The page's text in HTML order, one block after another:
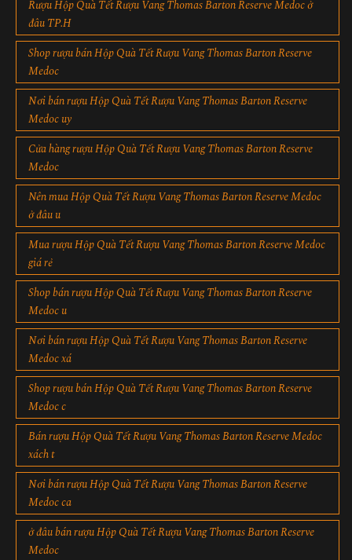
Rượu Hộp Quà Tết Rượu Vang Thomas Barton Reserve Medoc ở
đâu TP.H
Shop rượu bán Hộp Quà Tết Rượu Vang Thomas Barton Reserve
Medoc
Nơi bán rượu Hộp Quà Tết Rượu Vang Thomas Barton Reserve
Medoc uy
Cửa hàng rượu Hộp Quà Tết Rượu Vang Thomas Barton Reserve
Medoc
Nên mua Hộp Quà Tết Rượu Vang Thomas Barton Reserve Medoc
ở đâu u
Mua rượu Hộp Quà Tết Rượu Vang Thomas Barton Reserve Medoc
giá rẻ
Shop bán rượu Hộp Quà Tết Rượu Vang Thomas Barton Reserve
Medoc u
Nơi bán rượu Hộp Quà Tết Rượu Vang Thomas Barton Reserve
Medoc xá
Shop rượu bán Hộp Quà Tết Rượu Vang Thomas Barton Reserve
Medoc c
Bán rượu Hộp Quà Tết Rượu Vang Thomas Barton Reserve Medoc
xách t
Nơi bán rượu Hộp Quà Tết Rượu Vang Thomas Barton Reserve
Medoc ca
ở đâu bán rượu Hộp Quà Tết Rượu Vang Thomas Barton Reserve
Medoc